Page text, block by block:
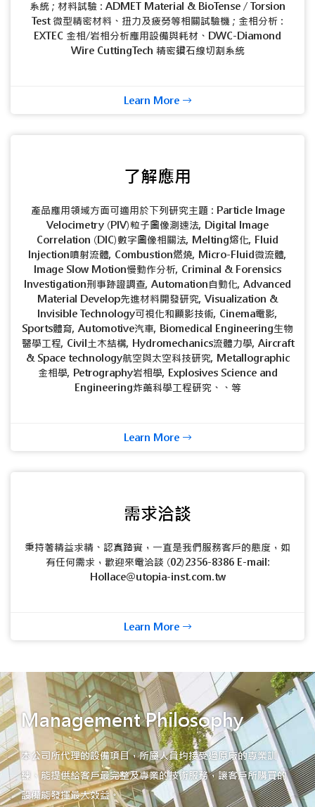
系統 ; 材料試驗 : ADMET Material & BioTense / Torsion
Test 微型精密材料、扭力及疲勞等相關試驗機 ; 金相分析 :
EXTEC 金相/岩相分析應用設備與耗材、DWC-Diamond
Wire CuttingTech 精密鑽石線切割系統
Learn More
了解應用
產品應用領域方面可適用於下列研究主題 : Particle Image
Velocimetry (PIV)粒子圖像測速法, Digital Image
Correlation (DIC)數字圖像相關法, Melting熔化, Fluid
Injection噴射流體, Combustion燃燒, Micro-Fluid微流體,
Image Slow Motion慢動作分析, Criminal & Forensics
Investigation刑事跡證調查, Automation自動化, Advanced
Material Develop先進材料開發研究, Visualization &
Invisible Technology可視化和顯影技術, Cinema電影,
Sports體育, Automotive汽車, Biomedical Engineering生物
醫學工程, Civil土木結構, Hydromechanics流體力學, Aircraft
& Space technology航空與太空科技研究, Metallographic
金相學, Petrography岩相學, Explosives Science and
Engineering炸藥科學工程研究、、等
Learn More
需求洽談
秉持著精益求精、認真踏實，一直是我們服務客戶的態度，如
有任何需求，歡迎來電洽談 (02)2356-8386 E-mail:
Hollace@utopia-inst.com.tw
Learn More
Management Philosophy
本公司所代理的設備項目，所屬人員均接受過原廠的專業訓
練，能提供給客戶最完整及專業的技術服務，讓客戶所購買的
設備能發揮最大效益。